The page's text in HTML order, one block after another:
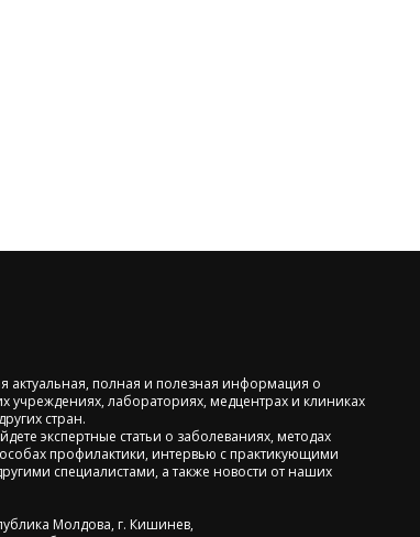
актуальная, полная и полезная информация о
учреждениях, лабораториях, медцентрах и клиниках
стран.
экспертные статьи о заболеваниях, методах
профилактики, интервью с практикующими
специалистами, а также новости от наших
Молдова, г. Кишинев,